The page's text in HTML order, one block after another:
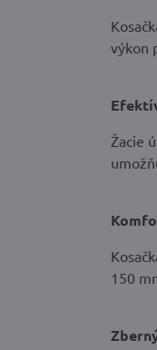
výkon
Žacie
150